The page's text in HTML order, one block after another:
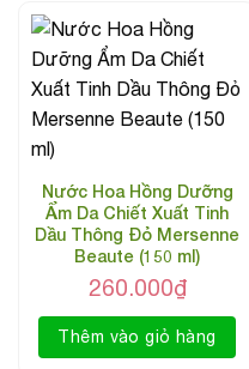
cách rất hiệu quả.
Sản phẩm được chiết xuất
giúp nuôi dưỡng và bảo vệ
Thành phần:
Collagen, water, butylene
sodium hyaluronate,
Công dụng:
Tinh chất nước hoa
duy trì độ ẩm,
Nước Hoa Hồng Dưỡng
Ẩm Da Chiết Xuất Tinh
Dầu Thông Đỏ Mersenne
Beaute (150 ml)
260.000₫
Thêm vào giỏ hàng